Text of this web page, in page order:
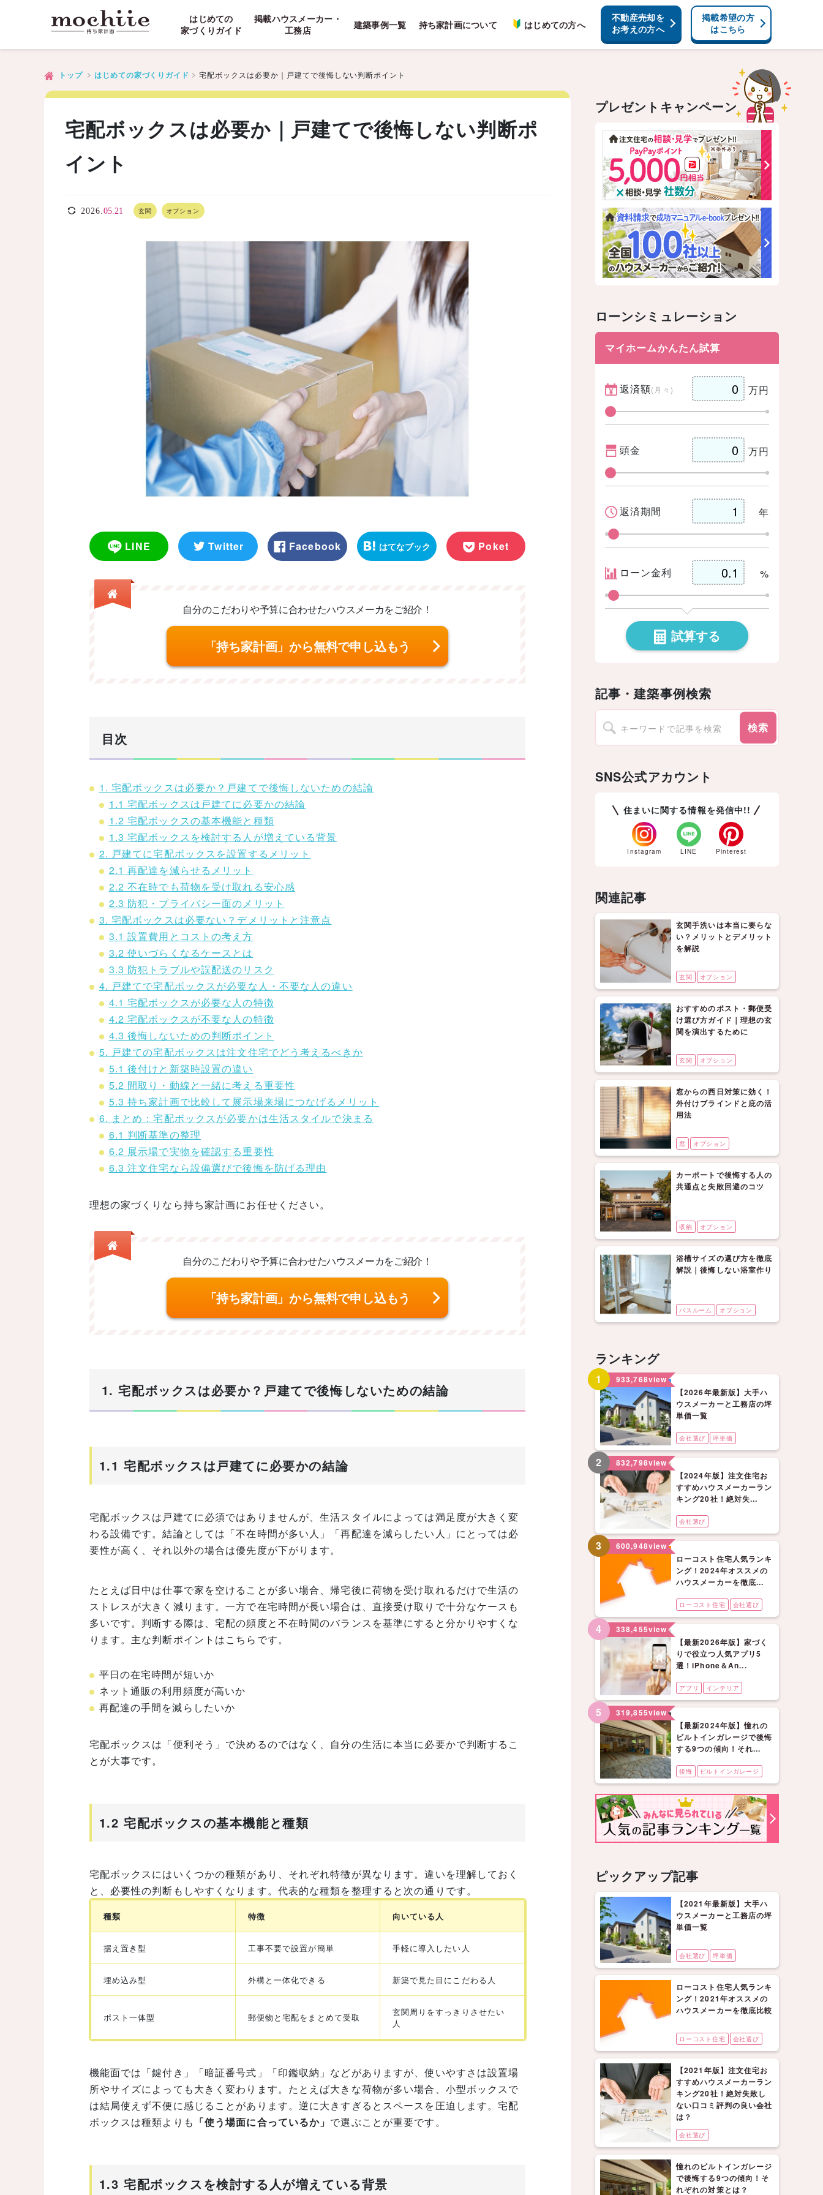
はじめての
家づくりガイド
掲載ハウスメーカー・
工務店
建築事例一覧 持ち家計画について はじめての方へ
不動産売却を
お考えの方へ
掲載希望の方
はこちら
トップ はじめての家づくりガイド 宅配ボックスは必要か｜戸建てで後悔しない判断ポイント
宅配ボックスは必要か｜戸建てで後悔しない判断ポ
イント
2026.05.21 玄関 オプション
LINE Twitter Facebook はてなブック Poket
自分のこだわりや予算に合わせたハウスメーカをご紹介！
「持ち家計画」から無料で申し込もう
目次
1. 宅配ボックスは必要か？戸建てで後悔しないための結論
1.1 宅配ボックスは戸建てに必要かの結論
1.2 宅配ボックスの基本機能と種類
1.3 宅配ボックスを検討する人が増えている背景
2. 戸建てに宅配ボックスを設置するメリット
2.1 再配達を減らせるメリット
2.2 不在時でも荷物を受け取れる安心感
2.3 防犯・プライバシー面のメリット
3. 宅配ボックスは必要ない？デメリットと注意点
3.1 設置費用とコストの考え方
3.2 使いづらくなるケースとは
3.3 防犯トラブルや誤配送のリスク
4. 戸建てで宅配ボックスが必要な人・不要な人の違い
4.1 宅配ボックスが必要な人の特徴
4.2 宅配ボックスが不要な人の特徴
4.3 後悔しないための判断ポイント
5. 戸建ての宅配ボックスは注文住宅でどう考えるべきか
5.1 後付けと新築時設置の違い
5.2 間取り・動線と一緒に考える重要性
5.3 持ち家計画で比較して展示場来場につなげるメリット
6. まとめ：宅配ボックスが必要かは生活スタイルで決まる
6.1 判断基準の整理
6.2 展示場で実物を確認する重要性
6.3 注文住宅なら設備選びで後悔を防げる理由
理想の家づくりなら持ち家計画にお任せください。
自分のこだわりや予算に合わせたハウスメーカをご紹介！
「持ち家計画」から無料で申し込もう
1. 宅配ボックスは必要か？戸建てで後悔しないための結論
1.1 宅配ボックスは戸建てに必要かの結論
宅配ボックスは戸建てに必須ではありませんが、生活スタイルによっては満足度が大きく変
わる設備です。結論としては「不在時間が多い人」「再配達を減らしたい人」にとっては必
要性が高く、それ以外の場合は優先度が下がります。
たとえば日中は仕事で家を空けることが多い場合、帰宅後に荷物を受け取れるだけで生活の
ストレスが大きく減ります。一方で在宅時間が長い場合は、直接受け取りで十分なケースも
多いです。判断する際は、宅配の頻度と不在時間のバランスを基準にすると分かりやすくな
ります。主な判断ポイントはこちらです。
平日の在宅時間が短いか
ネット通販の利用頻度が高いか
再配達の手間を減らしたいか
宅配ボックスは「便利そう」で決めるのではなく、自分の生活に本当に必要かで判断するこ
とが大事です。
1.2 宅配ボックスの基本機能と種類
宅配ボックスにはいくつかの種類があり、それぞれ特徴が異なります。違いを理解しておく
と、必要性の判断もしやすくなります。代表的な種類を整理すると次の通りです。
種類 特徴 向いている人
据え置き型 工事不要で設置が簡単 手軽に導入したい人
埋め込み型 外構と一体化できる 新築で見た目にこだわる人
ポスト一体型 郵便物と宅配をまとめて受取
玄関周りをすっきりさせたい
人
機能面では「鍵付き」「暗証番号式」「印鑑収納」などがありますが、使いやすさは設置場
所やサイズによっても大きく変わります。たとえば大きな荷物が多い場合、小型ボックスで
は結局使えず不便に感じることがあります。逆に大きすぎるとスペースを圧迫します。宅配
ボックスは種類よりも 「使う場面に合っているか」 で選ぶことが重要です。
1.3 宅配ボックスを検討する人が増えている背景
プレゼントキャンペーン
ローンシミュレーション
マイホームかんたん試算
返済額(月々) 万円
頭金 万円
返済期間 年
ローン金利 %
試算する
記事・建築事例検索
検索
SNS公式アカウント
住まいに関する情報を発信中!!
Instagram LINE Pinterest
関連記事
玄関手洗いは本当に要らな
い？メリットとデメリット
を解説
玄関 オプション
おすすめのポスト・郵便受
け選び方ガイド｜理想の玄
関を演出するために
玄関 オプション
窓からの西日対策に効く！
外付けブラインドと庇の活
用法
窓 オプション
カーポートで後悔する人の
共通点と失敗回避のコツ
収納 オプション
浴槽サイズの選び方を徹底
解説｜後悔しない浴室作り
バスルーム オプション
ランキング
1 933,768view
【2026年最新版】大手ハ
ウスメーカーと工務店の坪
単価一覧
会社選び 坪単価
2 832,798view
【2024年版】注文住宅お
すすめハウスメーカーラン
キング20社！絶対失...
会社選び
3 600,948view
ローコスト住宅人気ランキ
ング！2024年オススメの
ハウスメーカーを徹底...
ローコスト住宅 会社選び
4 338,455view
【最新2026年版】家づく
りで役立つ人気アプリ5
選！iPhone＆An...
アプリ インテリア
5 319,855view
【最新2024年版】憧れの
ビルトインガレージで後悔
する9つの傾向！それ...
後悔 ビルトインガレージ
ピックアップ記事
【2021年最新版】大手ハ
ウスメーカーと工務店の坪
単価一覧
会社選び 坪単価
ローコスト住宅人気ランキ
ング！2021年オススメの
ハウスメーカーを徹底比較
ローコスト住宅 会社選び
【2021年版】注文住宅お
すすめハウスメーカーラン
キング20社！絶対失敗し
ない口コミ評判の良い会社
は？
会社選び
憧れのビルトインガレージ
で後悔する9つの傾向！そ
れぞれの対策とは？